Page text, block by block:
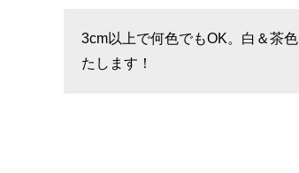
3cm以上で何色でもOK。白＆茶
たします！